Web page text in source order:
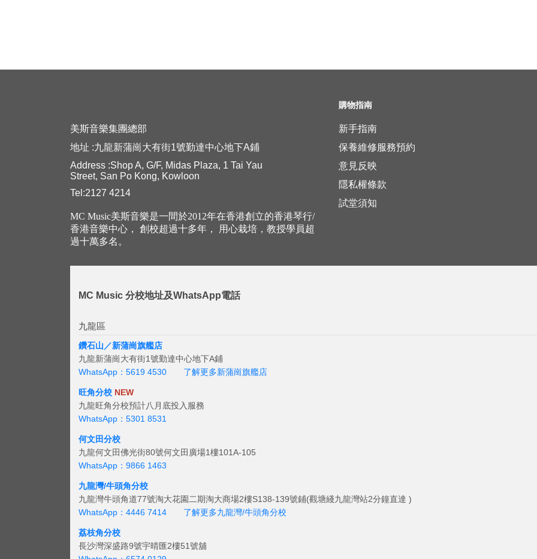
購物指南
美斯音樂集團總部
地址 :九龍新蒲崗大有街1號勤達中心地下A鋪
Address :Shop A, G/F, Midas Plaza, 1 Tai Yau
Street, San Po Kong, Kowloon
Tel:2127 4214
新手指南
保養維修服務預約
意見反映
隱私權條款
試堂須知
MC Music美斯音樂是一間於2012年在香港創立的香港琴行/
香港音樂中心， 創校超過十多年， 用心栽培，教授學員超
過十萬多名。
MC Music 分校地址及WhatsApp電話
九龍區
鑽石山／新蒲崗旗艦店
九龍新蒲崗大有街1號勤達中心地下A鋪
WhatsApp：5619 4530
了解更多新蒲崗旗艦店
旺角分校 NEW
九龍旺角分校預計八月底投入服務
WhatsApp：5301 8531
何文田分校
九龍何文田佛光街80號何文田廣場1樓101A-105
WhatsApp：9866 1463
九龍灣/牛頭角分校
九龍灣牛頭角道77號淘大花園二期淘大商場2樓S138-139號鋪(觀塘綫九龍灣站2分鐘直達 )
WhatsApp：4446 7414
了解更多九龍灣/牛頭角分校
荔枝角分校
長沙灣深盛路9號宇晴匯2樓51號舖